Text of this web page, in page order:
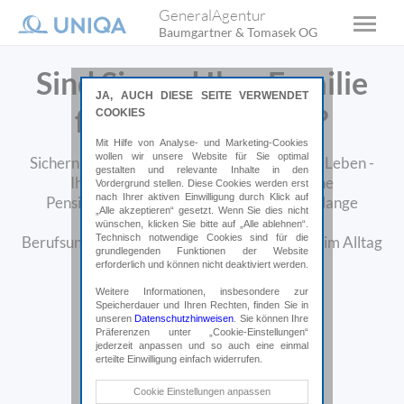
GeneralAgentur
Baumgartner & Tomasek OG
Sind Sie und Ihre Familie
fit für die Zukunft?
Sichern Sie sich und das Wertvollste in Ihrem Leben -
Ihre Familie - so gut wie möglich ab. Eine
Pensionsvorsorge bietet Ihnen eine lebenslange
Zusatzpension. Bausteine, wie die
Berufsunfähigkeitsversicherung, geben Ihnen im Alltag
ein beruhigendes Gefühl.
Jetzt Termin vereinbaren
JA, AUCH DIESE SEITE VERWENDET
COOKIES
Mit Hilfe von Analyse- und Marketing-Cookies
wollen wir unsere Website für Sie optimal
gestalten und relevante Inhalte in den
Vordergrund stellen. Diese Cookies werden erst
nach Ihrer aktiven Einwilligung durch Klick auf
„Alle akzeptieren“ gesetzt. Wenn Sie dies nicht
wünschen, klicken Sie bitte auf „Alle ablehnen“.
Technisch notwendige Cookies sind für die
grundlegenden Funktionen der Website
erforderlich und können nicht deaktiviert werden.
Weitere Informationen, insbesondere zur
Speicherdauer und Ihren Rechten, finden Sie in
unserenDatenschutzhinweisen . Sie können Ihre
Präferenzen unter „Cookie-Einstellungen“
jederzeit anpassen und so auch eine einmal
erteilte Einwilligung einfach widerrufen.
Technische Cookies
Cookie Einstellungen anpassen